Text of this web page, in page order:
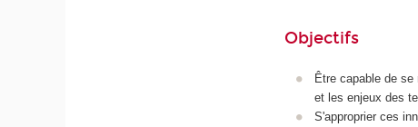
Objectifs
Être capable de
et les enjeux des
S'approprier ces